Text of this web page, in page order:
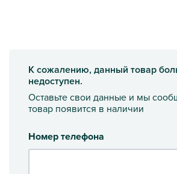
К сожалению, данный товар
недоступен.
Оставьте свои данные и мы
товар появится в наличии
Номер телефона